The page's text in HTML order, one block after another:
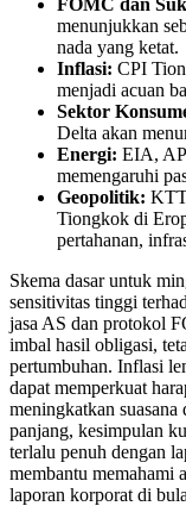
menunjukkan
nada yang ketat.
Inflasi: CPI
menjadi acuan
Sektor
Delta akan
Energi: EIA,
memengaruhi
Geopolitik:
Tiongkok di
pertahanan,
Skema dasar untuk
sensitivitas tinggi
jasa AS dan protokol
imbal hasil obligasi,
pertumbuhan. Inflasi
dapat memperkuat
meningkatkan
panjang, kesimpulan
terlalu penuh dengan
membantu memahami
laporan korporat di